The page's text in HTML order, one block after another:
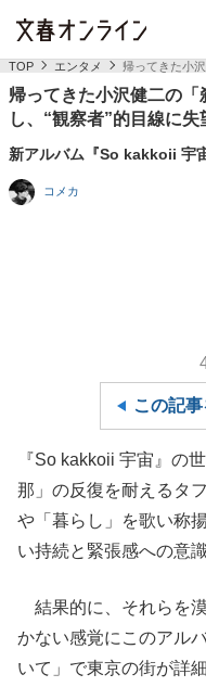
TOP エンタメ 帰ってきた小
帰ってきた小沢健二の
し、“観察者”的目線に失
新アルバム『So kakkoii 宇
コメカ
この記
『So kakkoii 宇宙』の
那」の反復を耐えるタ
や「暮らし」を歌い称
い持続と緊張感への意
結果的に、それらを
かない感覚にこのアル
いて」で東京の街が詳